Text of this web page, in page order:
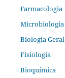
Farmacologia
Microbiologia
Biologia Geral
Fisiologia
Bioquímica